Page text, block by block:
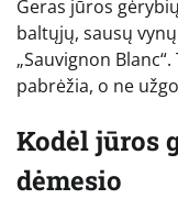
Geras jūros
baltųjų, sausų
„Sauvignon
pabrėžia, o ne
Kodėl jūros
dėmesio